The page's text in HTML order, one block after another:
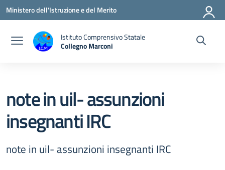
Vai ai contenuti
Vai al menu di navigazione
Vai al footer
Ministero dell'Istruzione e del Merito
Istituto Comprensivo Statale
Collegno Marconi
note in uil- assunzioni
insegnanti IRC
note in uil- assunzioni insegnanti IRC